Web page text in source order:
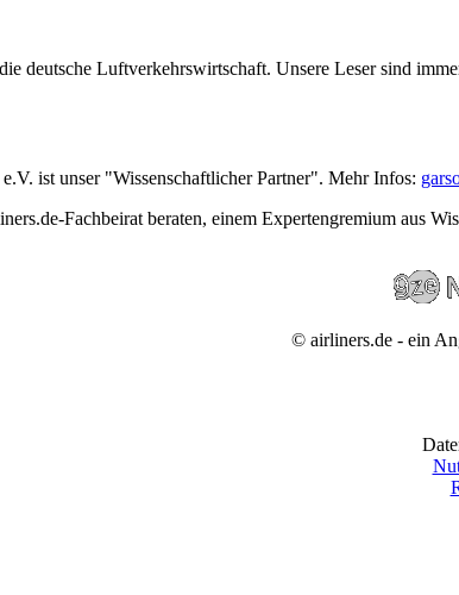
deutsche Luftverkehrswirtschaft. Unsere Leser sind
ist unser "Wissenschaftlicher Partner". Mehr Infos:
Fachbeirat beraten, einem Expertengremium aus
© airliners.de - ein